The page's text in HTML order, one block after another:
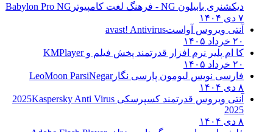
دیکشنری بابیلون NG - فرهنگ لغت کامپیوتر
Babylon Pro NG
۷ دی ۱۴۰۴
آنتی ویروس آواستavast! Antivirus
۲۰ خرداد ۱۴۰۵
کا ام پلیر نرم افزار قدرتمند پخش فیلم وKMPlayer
۲۰ خرداد ۱۴۰۵
فارسی نویس لیومون پارسی نگارLeoMoon ParsiNegar
۸ دی ۱۴۰۴
آنتی ویروس قدرتمند کسپرسکی 2025 Kaspersky Anti Virus
2025
۸ دی ۱۴۰۴